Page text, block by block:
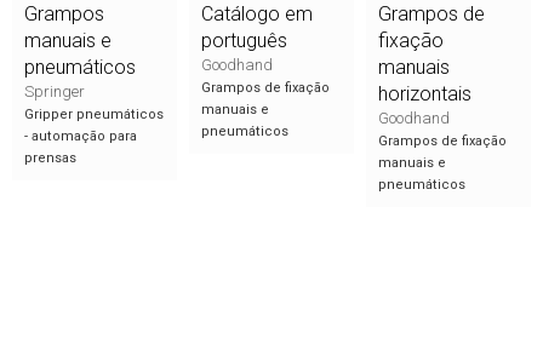
Grampos
manuais e
pneumáticos
Springer
Gripper pneumáticos
- automação para
prensas
Catálogo em
português
Goodhand
Grampos de fixação
manuais e
pneumáticos
Grampos de
fixação
manuais
horizontais
Goodhand
Grampos de fixação
manuais e
pneumáticos